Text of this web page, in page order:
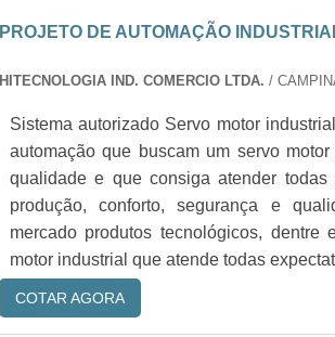
PROJETO DE AUTOMAÇÃO
HITECNOLOGIA IND. COMERCIO LTDA. /
Sistema autorizado Servo motor
automação que buscam um servo
qualidade e que consiga atender
produção, conforto, segurança e
mercado produtos tecnológicos,
motor industrial que atende todas
COTAR AGORA